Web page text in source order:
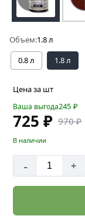
Объем:1.8 л
0.8 л
1.8 л
Цена за шт
Ваша выгода245 ₽
725 ₽ 970 ₽
В наличии
- +